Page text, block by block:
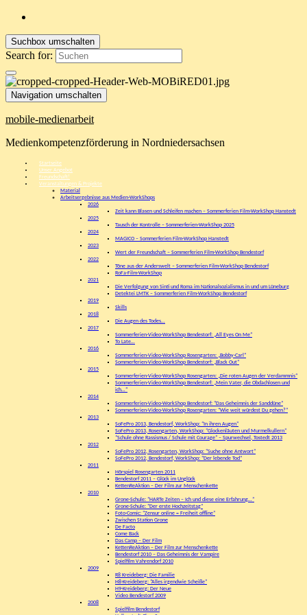
Suchbox umschalten
Search for:
Navigation umschalten
mobile-medienarbeit
Medienkompetenzförderung in Nordniedersachsen
Startseite
Unser Angebot
Freundschaft!
Veranstaltungen & Projekte
Material
Arbeitsergebnisse aus Medien-WorkShops
2026
Zeit kann Blasen und Schleifen machen – Sommerferien Film-WorkShop Hanstedt
2025
Tausch der Kontrolle – Sommerferien-WorkShop 2025
2024
MAGICO – Sommerferien Film-WorkShop Hanstedt
2023
Wert der Freundschaft – Sommerferien Film-WorkShop Bendestorf
2022
Töne aus der Anderswelt – Sommerferien Film-WorkShop Bendestorf
RoFa-Film-WorkShop
2021
Die Verfolgung von Sinti und Roma im Nationalsozialismus in und um Lüneburg
Detektei LMTK – Sommerferien Film-WorkShop Bendestorf
2019
Skills
2018
Die Augen des Todes…
2017
Sommerferien-Video-WorkShop Bendestorf: „All Eyes On Me“
To Late…
2016
Sommerferien-Video-WorkShop Rosengarten: „Bobby-Carl“
Sommerferien-Video-WorkShop Bendestorf: „Black Out“
2015
Sommerferien-Video-WorkShop Rosengarten: „Die roten Augen der Verdammnis“
Sommerferien-Video-WorkShop Bendestorf: „Mein Vater, die Obdachlosen und
ich…“
2014
Sommerferien-Video-WorkShop Bendestorf: “Das Geheimnis der Sanddüne”
Sommerferien-Video-WorkShop Rosengarten: “Wie weit würdest Du gehen?”
2013
SoFePro 2013, Bendestorf, WorkShop: “In ihren Augen”
SoFePro 2013, Rosengarten, WorkShop: “Glockenläuten und Murmelkullern”
“Schule ohne Rassismus / Schule mit Courage” – Spurwechsel, Tostedt 2013
2012
SoFePro 2012, Rosengarten, WorkShop: “Suche ohne Antwort”
SoFePro 2012, Bendestorf, WorkShop: “Der lebende Tod”
2011
Hörspiel Rosengarten 2011
Bendestorf 2011 – Glück im Unglück
KettenReAktion – Der Film zur Menschenkette
2010
Grone-Schule: “HARTe Zeiten – Ich und diese eine Erfahrung…”
Grone-Schule: “Der erste Hochzeitstag”
Foto-Comic: “Zensur online = Freiheit offline”
Zwischen Station Grone
De Facto
Come Back
Das Camp – Der Film
KettenReAktion – Der Film zur Menschenkette
Bendestorf 2010 – Das Geheimnis der Vampire
Spielfilm Vahrendorf 2010
2009
R8 Kreideberg: Die Familie
H8-Kreideberg: “Alles irgendwie Scheiße”
H9-Kreideberg: Der Neue
Video Bendestorf 2009
2008
Spielfilm Bendestorf